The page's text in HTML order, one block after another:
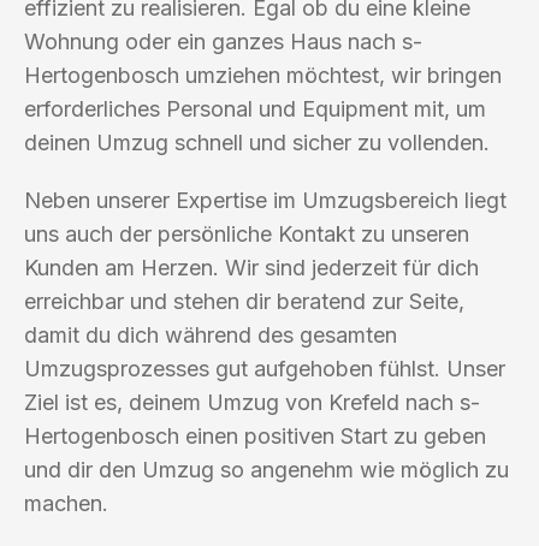
effizient zu realisieren. Egal ob du eine kleine
Wohnung oder ein ganzes Haus nach s-
Hertogenbosch umziehen möchtest, wir bringen
erforderliches Personal und Equipment mit, um
deinen Umzug schnell und sicher zu vollenden.
Neben unserer Expertise im Umzugsbereich liegt
uns auch der persönliche Kontakt zu unseren
Kunden am Herzen. Wir sind jederzeit für dich
erreichbar und stehen dir beratend zur Seite,
damit du dich während des gesamten
Umzugsprozesses gut aufgehoben fühlst. Unser
Ziel ist es, deinem Umzug von Krefeld nach s-
Hertogenbosch einen positiven Start zu geben
und dir den Umzug so angenehm wie möglich zu
machen.